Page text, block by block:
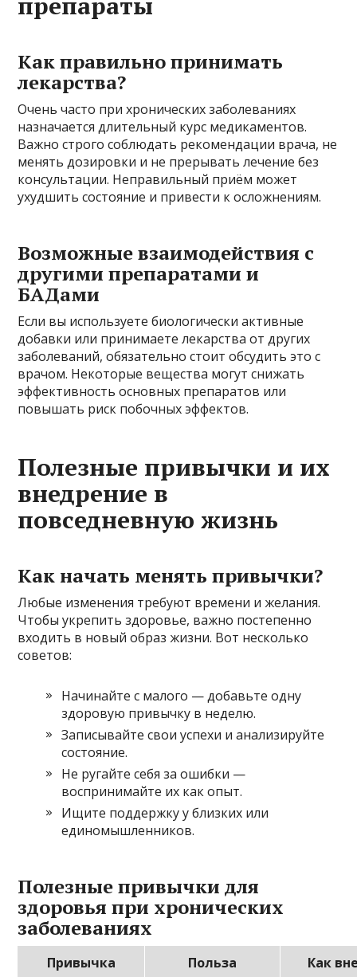
Как правильно принимать
лекарства?
Очень часто при хронических заболеваниях
назначается длительный курс медикаментов.
Важно строго соблюдать рекомендации врача, не
менять дозировки и не прерывать лечение без
консультации. Неправильный приём может
ухудшить состояние и привести к осложнениям.
Возможные взаимодействия с
другими препаратами и
БАДами
Если вы используете биологически активные
добавки или принимаете лекарства от других
заболеваний, обязательно стоит обсудить это с
врачом. Некоторые вещества могут снижать
эффективность основных препаратов или
повышать риск побочных эффектов.
Полезные привычки и их
внедрение в
повседневную жизнь
Как начать менять привычки?
Любые изменения требуют времени и желания.
Чтобы укрепить здоровье, важно постепенно
входить в новый образ жизни. Вот несколько
советов:
Начинайте с малого — добавьте одну
здоровую привычку в неделю.
Записывайте свои успехи и анализируйте
состояние.
Не ругайте себя за ошибки —
воспринимайте их как опыт.
Ищите поддержку у близких или
единомышленников.
Полезные привычки для
здоровья при хронических
заболеваниях
Привычка Польза Как